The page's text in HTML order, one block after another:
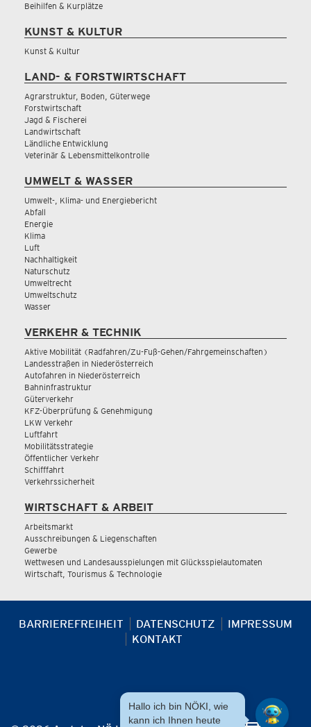
Beihilfen & Kurplätze
KUNST & KULTUR
Kunst & Kultur
LAND- & FORSTWIRTSCHAFT
Agrarstruktur, Boden, Güterwege
Forstwirtschaft
Jagd & Fischerei
Landwirtschaft
Ländliche Entwicklung
Veterinär & Lebensmittelkontrolle
UMWELT & WASSER
Umwelt-, Klima- und Energiebericht
Abfall
Energie
Klima
Luft
Nachhaltigkeit
Naturschutz
Umweltrecht
Umweltschutz
Wasser
VERKEHR & TECHNIK
Aktive Mobilität (Radfahren/Zu-Fuß-Gehen/Fahrgemeinschaften)
Landesstraßen in Niederösterreich
Autofahren in Niederösterreich
Bahninfrastruktur
Güterverkehr
KFZ-Überprüfung & Genehmigung
LKW Verkehr
Luftfahrt
Mobilitätsstrategie
Öffentlicher Verkehr
Schifffahrt
Verkehrssicherheit
WIRTSCHAFT & ARBEIT
Arbeitsmarkt
Ausschreibungen & Liegenschaften
Gewerbe
Wettwesen und Landesausspielungen mit Glücksspielautomaten
Wirtschaft, Tourismus & Technologie
BARRIEREFREIHEIT DATENSCHUTZ
IMPRESSUM
KONTAKT
Hallo ich bin NÖKI, wie
kann ich Ihnen heute